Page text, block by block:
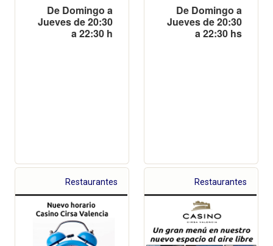
De Domingo a
Jueves de 20:30
a 22:30 h
De Domingo a
Jueves de 20:30
a 22:30 hs
Restaurantes Restaurantes